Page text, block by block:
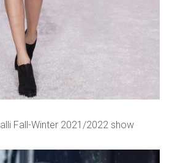
Fall-Winter 2021/2022 show